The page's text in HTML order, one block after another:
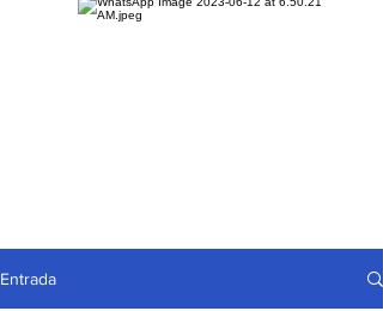
Entrada